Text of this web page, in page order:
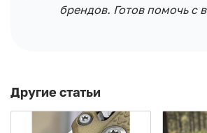
брендов. Готов помочь с
Другие статьи